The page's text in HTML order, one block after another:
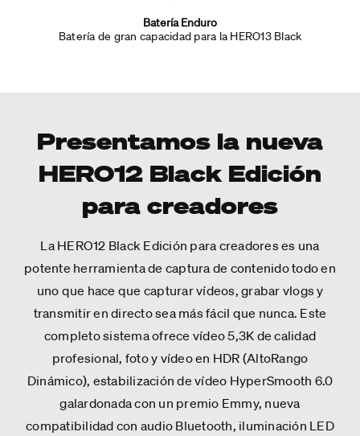
Batería Enduro
Batería de gran capacidad para la HERO13 Black
Presentamos la nueva
HERO12 Black Edición
para creadores
La HERO12 Black Edición para creadores es una
potente herramienta de captura de contenido todo en
uno que hace que capturar vídeos, grabar vlogs y
transmitir en directo sea más fácil que nunca. Este
completo sistema ofrece vídeo 5,3K de calidad
profesional, foto y vídeo en HDR (AltoRango
Dinámico), estabilización de vídeo HyperSmooth 6.0
galardonada con un premio Emmy, nueva
compatibilidad con audio Bluetooth, iluminación LED